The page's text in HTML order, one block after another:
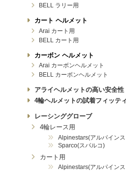
BELL ラリー用
カート ヘルメット
Arai カート用
BELL カート用
カーボン ヘルメット
Arai カーボンヘルメット
BELL カーボンヘルメット
アライヘルメットの高い安全性
4輪ヘルメットの試着フィッテ
レーシンググローブ
4輪レース用
Alpinestars(アルパイン
Sparco(スパルコ)
カート用
Alpinestars(アルパイン